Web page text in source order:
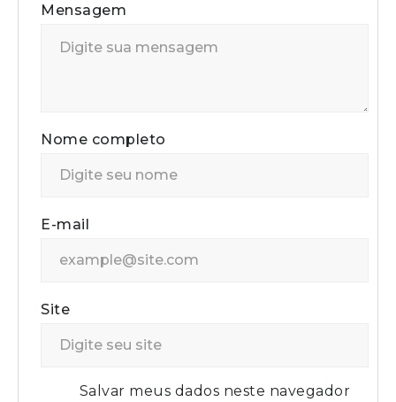
Mensagem
Nome completo
E-mail
Site
Salvar meus dados neste navegador